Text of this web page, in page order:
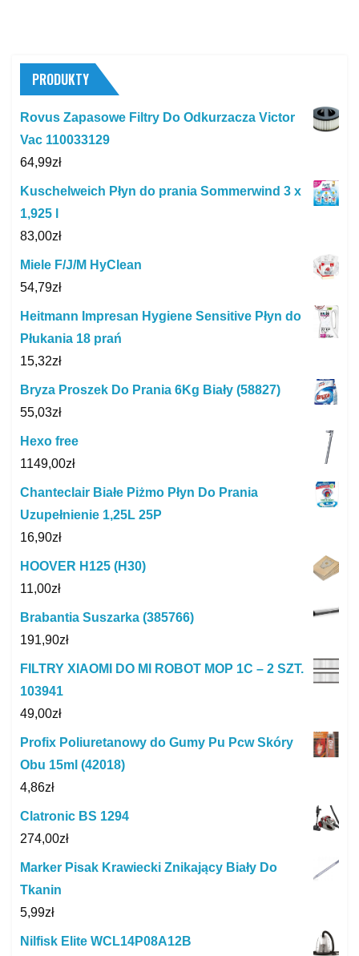
PRODUKTY
Rovus Zapasowe Filtry Do Odkurzacza Victor
Vac 110033129
64,99zł
Kuschelweich Płyn do prania Sommerwind 3 x
1,925 l
83,00zł
Miele F/J/M HyClean
54,79zł
Heitmann Impresan Hygiene Sensitive Płyn do
Płukania 18 prań
15,32zł
Bryza Proszek Do Prania 6Kg Biały (58827)
55,03zł
Hexo free
1149,00zł
Chanteclair Białe Piżmo Płyn Do Prania
Uzupełnienie 1,25L 25P
16,90zł
HOOVER H125 (H30)
11,00zł
Brabantia Suszarka (385766)
191,90zł
FILTRY XIAOMI DO MI ROBOT MOP 1C – 2 SZT.
103941
49,00zł
Profix Poliuretanowy do Gumy Pu Pcw Skóry
Obu 15ml (42018)
4,86zł
Clatronic BS 1294
274,00zł
Marker Pisak Krawiecki Znikający Biały Do
Tkanin
5,99zł
Nilfisk Elite WCL14P08A12B